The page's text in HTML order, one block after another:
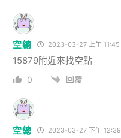
空總 2023-03-27 上午 11:45
15879附近來找空點
0 回覆
空總 2023-03-27 下午 12:39